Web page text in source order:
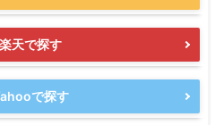
楽天で探す
で探す